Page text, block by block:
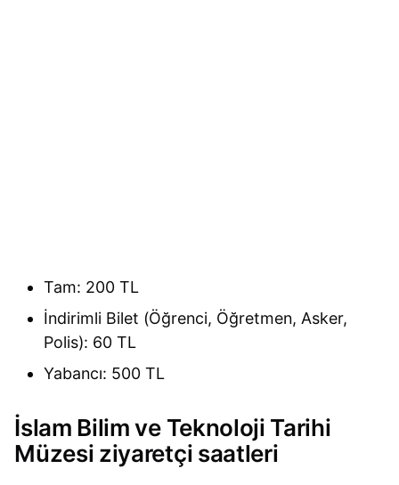
Tam: 200 TL
İndirimli Bilet (Öğrenci, Öğretmen, Asker,
Polis): 60 TL
Yabancı: 500 TL
İslam Bilim ve Teknoloji Tarihi
Müzesi ziyaretçi saatleri